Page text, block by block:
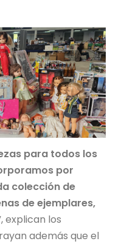
para todos los
por
colección de
de ejemplares,
explican los
además que el